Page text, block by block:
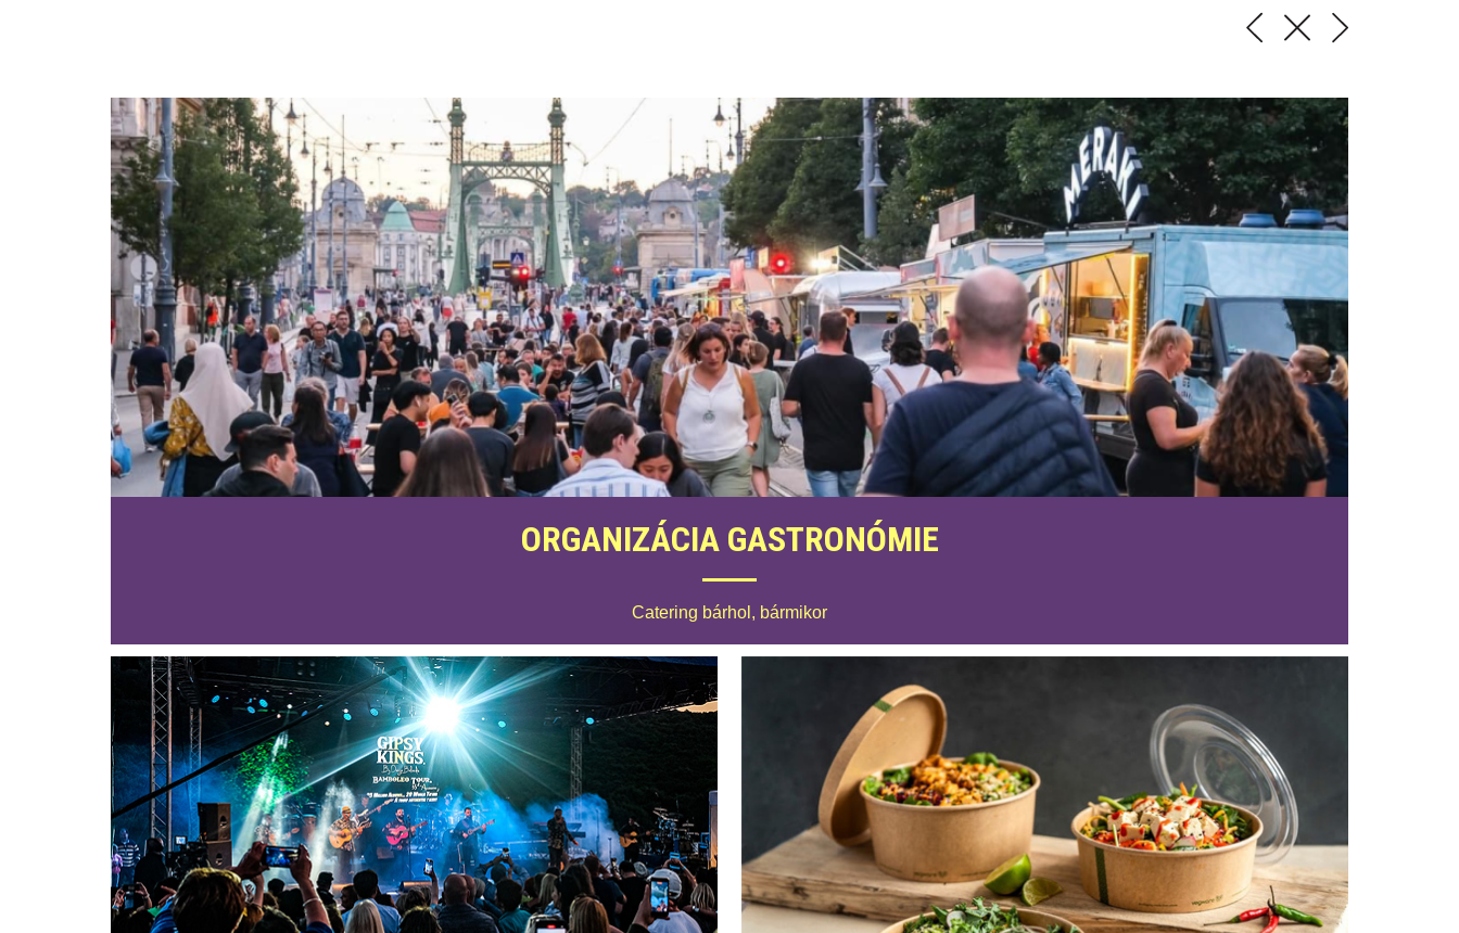
ORGANIZÁCIA GASTRONÓMIE
Catering bárhol, bármikor